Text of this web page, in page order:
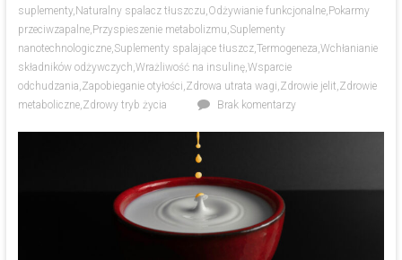
suplementy, Naturalny spalacz tłuszczu,Odżywianie funkcjonalne, Pokarmy
przeciwzapalne, Przyspieszenie metabolizmu,Suplementy
nanotechnologiczne,Suplementy spalające tłuszcz,Termogeneza,Wchłanianie
składników odżywczych,Wrażliwość na insulinę,Wsparcie
odchudzania,Zapobieganie otyłości,Zdrowa utrata wagi,Zdrowie jelit,Zdrowie
metaboliczne,Zdrowy tryb życia Brak komentarzy